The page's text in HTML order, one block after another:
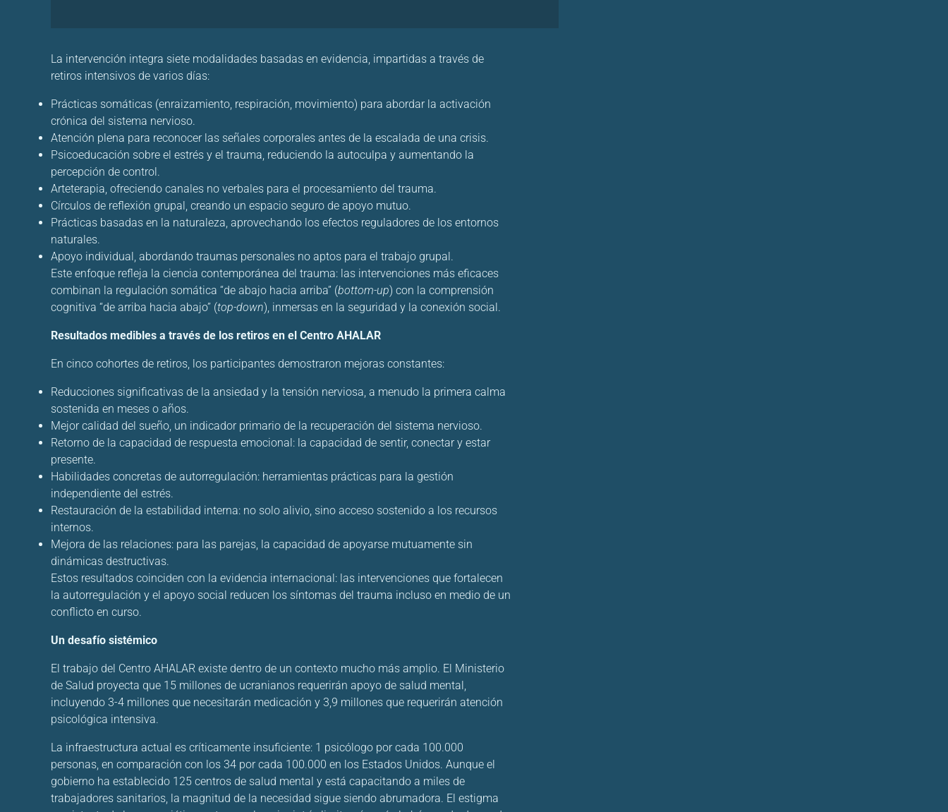
La intervención integra siete modalidades basadas en evidencia, impartidas a través de
retiros intensivos de varios días:
Prácticas somáticas (enraizamiento, respiración, movimiento) para abordar la activación
crónica del sistema nervioso.
Atención plena para reconocer las señales corporales antes de la escalada de una crisis.
Psicoeducación sobre el estrés y el trauma, reduciendo la autoculpa y aumentando la
percepción de control.
Arteterapia, ofreciendo canales no verbales para el procesamiento del trauma.
Círculos de reflexión grupal, creando un espacio seguro de apoyo mutuo.
Prácticas basadas en la naturaleza, aprovechando los efectos reguladores de los entornos
naturales.
Apoyo individual, abordando traumas personales no aptos para el trabajo grupal.
Este enfoque refleja la ciencia contemporánea del trauma: las intervenciones más eficaces
combinan la regulación somática “de abajo hacia arriba” (bottom-up) con la comprensión
cognitiva “de arriba hacia abajo” (top-down), inmersas en la seguridad y la conexión social.
Resultados medibles a través de los retiros en el Centro AHALAR
En cinco cohortes de retiros, los participantes demostraron mejoras constantes:
Reducciones significativas de la ansiedad y la tensión nerviosa, a menudo la primera calma
sostenida en meses o años.
Mejor calidad del sueño, un indicador primario de la recuperación del sistema nervioso.
Retorno de la capacidad de respuesta emocional: la capacidad de sentir, conectar y estar
presente.
Habilidades concretas de autorregulación: herramientas prácticas para la gestión
independiente del estrés.
Restauración de la estabilidad interna: no solo alivio, sino acceso sostenido a los recursos
internos.
Mejora de las relaciones: para las parejas, la capacidad de apoyarse mutuamente sin
dinámicas destructivas.
Estos resultados coinciden con la evidencia internacional: las intervenciones que fortalecen
la autorregulación y el apoyo social reducen los síntomas del trauma incluso en medio de un
conflicto en curso.
Un desafío sistémico
El trabajo del Centro AHALAR existe dentro de un contexto mucho más amplio. El Ministerio
de Salud proyecta que 15 millones de ucranianos requerirán apoyo de salud mental,
incluyendo 3-4 millones que necesitarán medicación y 3,9 millones que requerirán atención
psicológica intensiva.
La infraestructura actual es críticamente insuficiente: 1 psicólogo por cada 100.000
personas, en comparación con los 34 por cada 100.000 en los Estados Unidos. Aunque el
gobierno ha establecido 125 centros de salud mental y está capacitando a miles de
trabajadores sanitarios, la magnitud de la necesidad sigue siendo abrumadora. El estigma